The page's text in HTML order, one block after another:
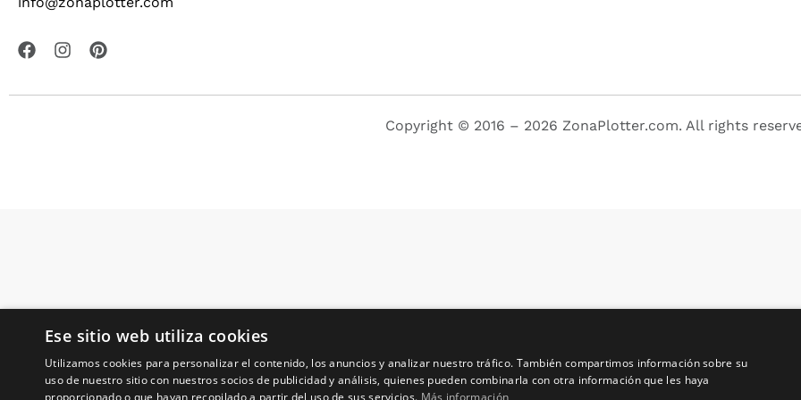
Copyright © 2016 – 2026 ZonaPlotter.com. All rights
Ese sitio web utiliza cookies
Utilizamos cookies para personalizar el contenido, los anuncios y analizar nuestro tráfico. También compartimos información sobre su
uso de nuestro sitio con nuestros socios de publicidad y análisis, quienes pueden combinarla con otra información que les haya
proporcionado o que hayan recopilado a partir del uso de sus servicios. Más información